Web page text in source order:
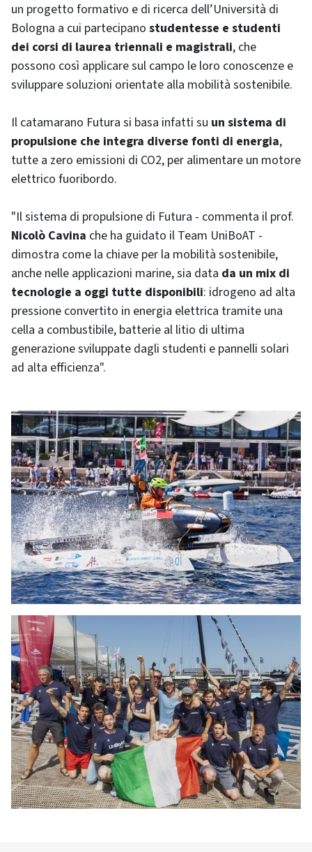
un progetto formativo e di ricerca dell’Università di
Bologna a cui partecipano studentesse e studenti
dei corsi di laurea triennali e magistrali, che
possono così applicare sul campo le loro conoscenze e
sviluppare soluzioni orientate alla mobilità sostenibile.
Il catamarano Futura si basa infatti su un sistema di
propulsione che integra diverse fonti di energia,
tutte a zero emissioni di CO2, per alimentare un motore
elettrico fuoribordo.
"Il sistema di propulsione di Futura - commenta il prof.
Nicolò Cavina che ha guidato il Team UniBoAT -
dimostra come la chiave per la mobilità sostenibile,
anche nelle applicazioni marine, sia data da un mix di
tecnologie a oggi tutte disponibili: idrogeno ad alta
pressione convertito in energia elettrica tramite una
cella a combustibile, batterie al litio di ultima
generazione sviluppate dagli studenti e pannelli solari
ad alta efficienza".